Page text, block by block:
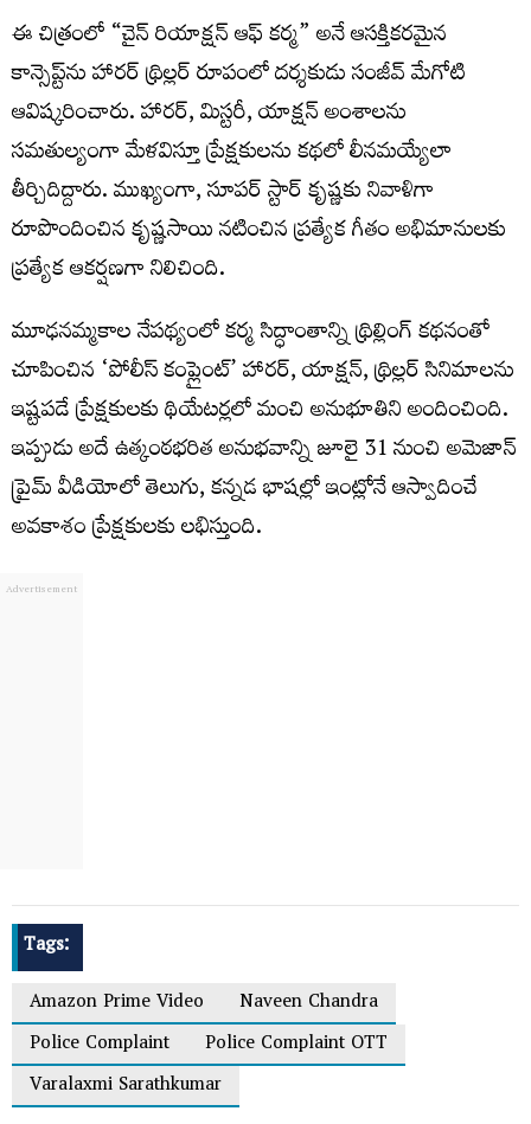
ఈ చిత్రంలో “చైన్ రియాక్షన్ ఆఫ్ కర్మ” అనే ఆసక్తికరమైన
కాన్సెప్ట్‌ను హారర్ థ్రిల్లర్ రూపంలో దర్శకుడు సంజీవ్ మేగోటి
ఆవిష్కరించారు. హారర్, మిస్టరీ, యాక్షన్ అంశాలను
సమతుల్యంగా మేళవిస్తూ ప్రేక్షకులను కథలో లీనమయ్యేలా
తీర్చిదిద్దారు. ముఖ్యంగా, సూపర్ స్టార్ కృష్ణకు నివాళిగా
రూపొందించిన కృష్ణసాయి నటించిన ప్రత్యేక గీతం అభిమానులకు
ప్రత్యేక ఆకర్షణగా నిలిచింది.
మూఢనమ్మకాల నేపథ్యంలో కర్మ సిద్ధాంతాన్ని థ్రిల్లింగ్ కథనంతో
చూపించిన ‘పోలీస్ కంప్లైంట్’ హారర్, యాక్షన్, థ్రిల్లర్ సినిమాలను
ఇష్టపడే ప్రేక్షకులకు థియేటర్లలో మంచి అనుభూతిని అందించింది.
ఇప్పుడు అదే ఉత్కంఠభరిత అనుభవాన్ని జూలై 31 నుంచి అమెజాన్
ప్రైమ్ వీడియోలో తెలుగు, కన్నడ భాషల్లో ఇంట్లోనే ఆస్వాదించే
అవకాశం ప్రేక్షకులకు లభిస్తుంది.
Tags:
Amazon Prime Video
Naveen Chandra
Police Complaint
Police Complaint OTT
Varalaxmi Sarathkumar